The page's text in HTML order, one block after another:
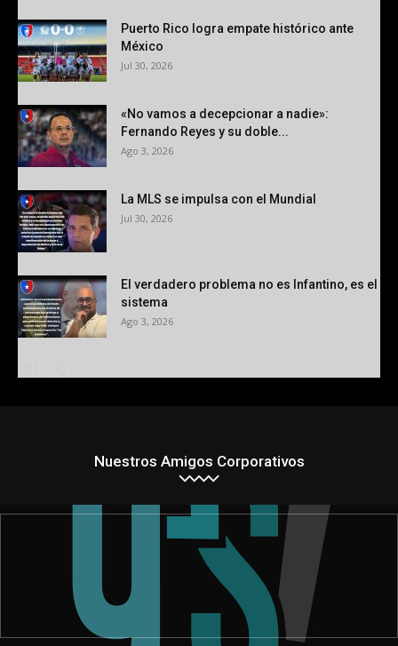
Puerto Rico logra empate histórico ante
México
Jul 30, 2026
«No vamos a decepcionar a nadie»:
Fernando Reyes y su doble...
Ago 3, 2026
La MLS se impulsa con el Mundial
Jul 30, 2026
El verdadero problema no es Infantino, es el
sistema
Ago 3, 2026
Nuestros Amigos Corporativos